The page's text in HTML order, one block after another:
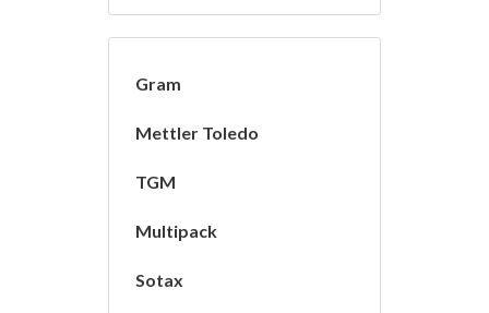
Gram
Mettler Toledo
TGM
Multipack
Sotax